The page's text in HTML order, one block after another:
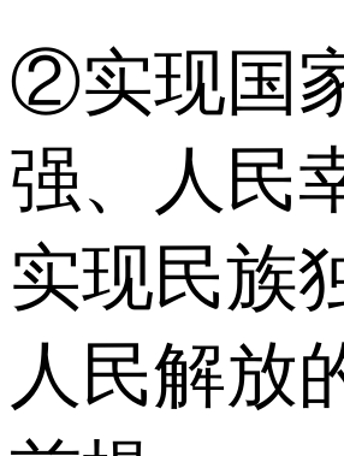
②实现国
强、人民
实现民族
人民解放